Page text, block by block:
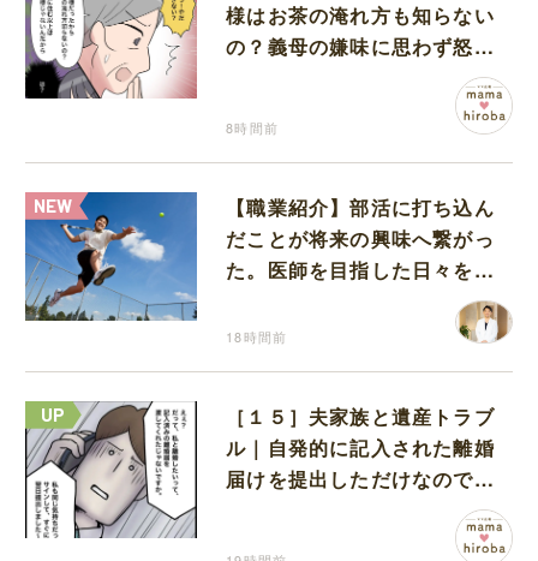
様はお茶の淹れ方も知らない
の？義母の嫌味に思わず怒り
8時間前
【職業紹介】部活に打ち込ん
だことが将来の興味へ繋がっ
た。医師を目指した日々を振
18時間前
［１５］夫家族と遺産トラブ
ル｜自発的に記入された離婚
届けを提出しただけなので、